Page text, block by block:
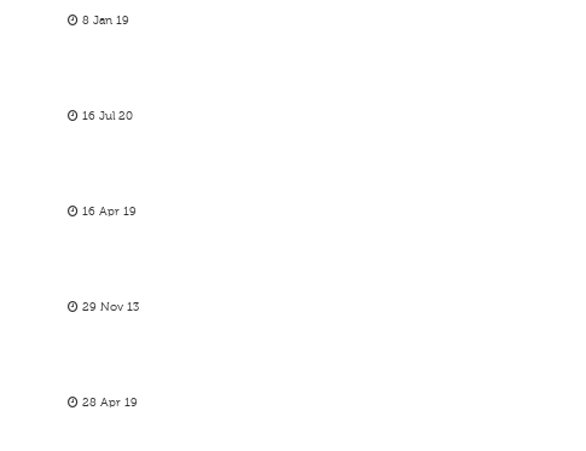
8 Jan 19
16 Jul 20
16 Apr 19
29 Nov 13
28 Apr 19